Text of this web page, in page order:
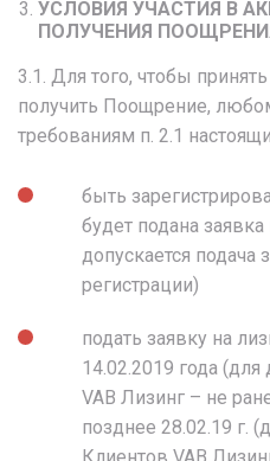
УСЛОВИЯ УЧАСТИЯ В
ПОЛУЧЕНИЯ
3.1. Для того, чтобы
получить Поощрение,
требованиям п. 2.1
быть
будет подана
допускается подача
регистрации)
подать заявку на
14.02.2019 года
VAB Лизинг – не
позднее 28.02.19 г.